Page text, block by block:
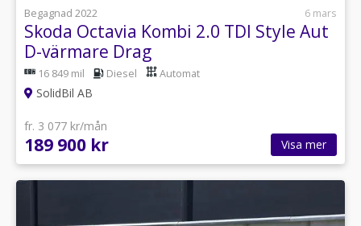
Begagnad 2022
6 mars
Skoda Octavia Kombi 2.0 TDI Style Aut
D-värmare Drag
16 849 mil Diesel Automat
SolidBil AB
fr. 3 077 kr/mån
189 900 kr Visa mer